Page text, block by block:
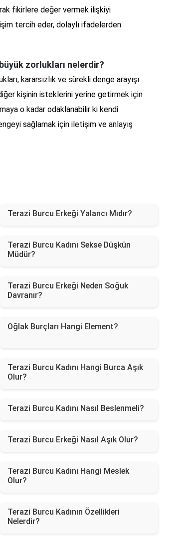
fikirlere değer vermek ilişkiyi
tercih eder, dolaylı ifadelerden
zorlukları nelerdir?
kararsızlık ve sürekli denge arayışı
kişinin isteklerini yerine getirmek için
o kadar odaklanabilir ki kendi
sağlamak için iletişim ve anlayış
Terazi Burcu Erkeği Yalancı Mıdır?
Terazi Burcu Kadını Sekse Düşkün
Müdür?
Terazi Burcu Erkeği Neden Soğuk
Davranır?
Oğlak Burçları Hangi Element?
Terazi Burcu Kadını Hangi Burca Aşık
Olur?
Terazi Burcu Kadını Nasıl Beslenmeli?
Terazi Burcu Erkeği Nasıl Aşık Olur?
Terazi Burcu Kadını Hangi Meslek
Olur?
Terazi Burcu Kadının Özellikleri
Nelerdir?